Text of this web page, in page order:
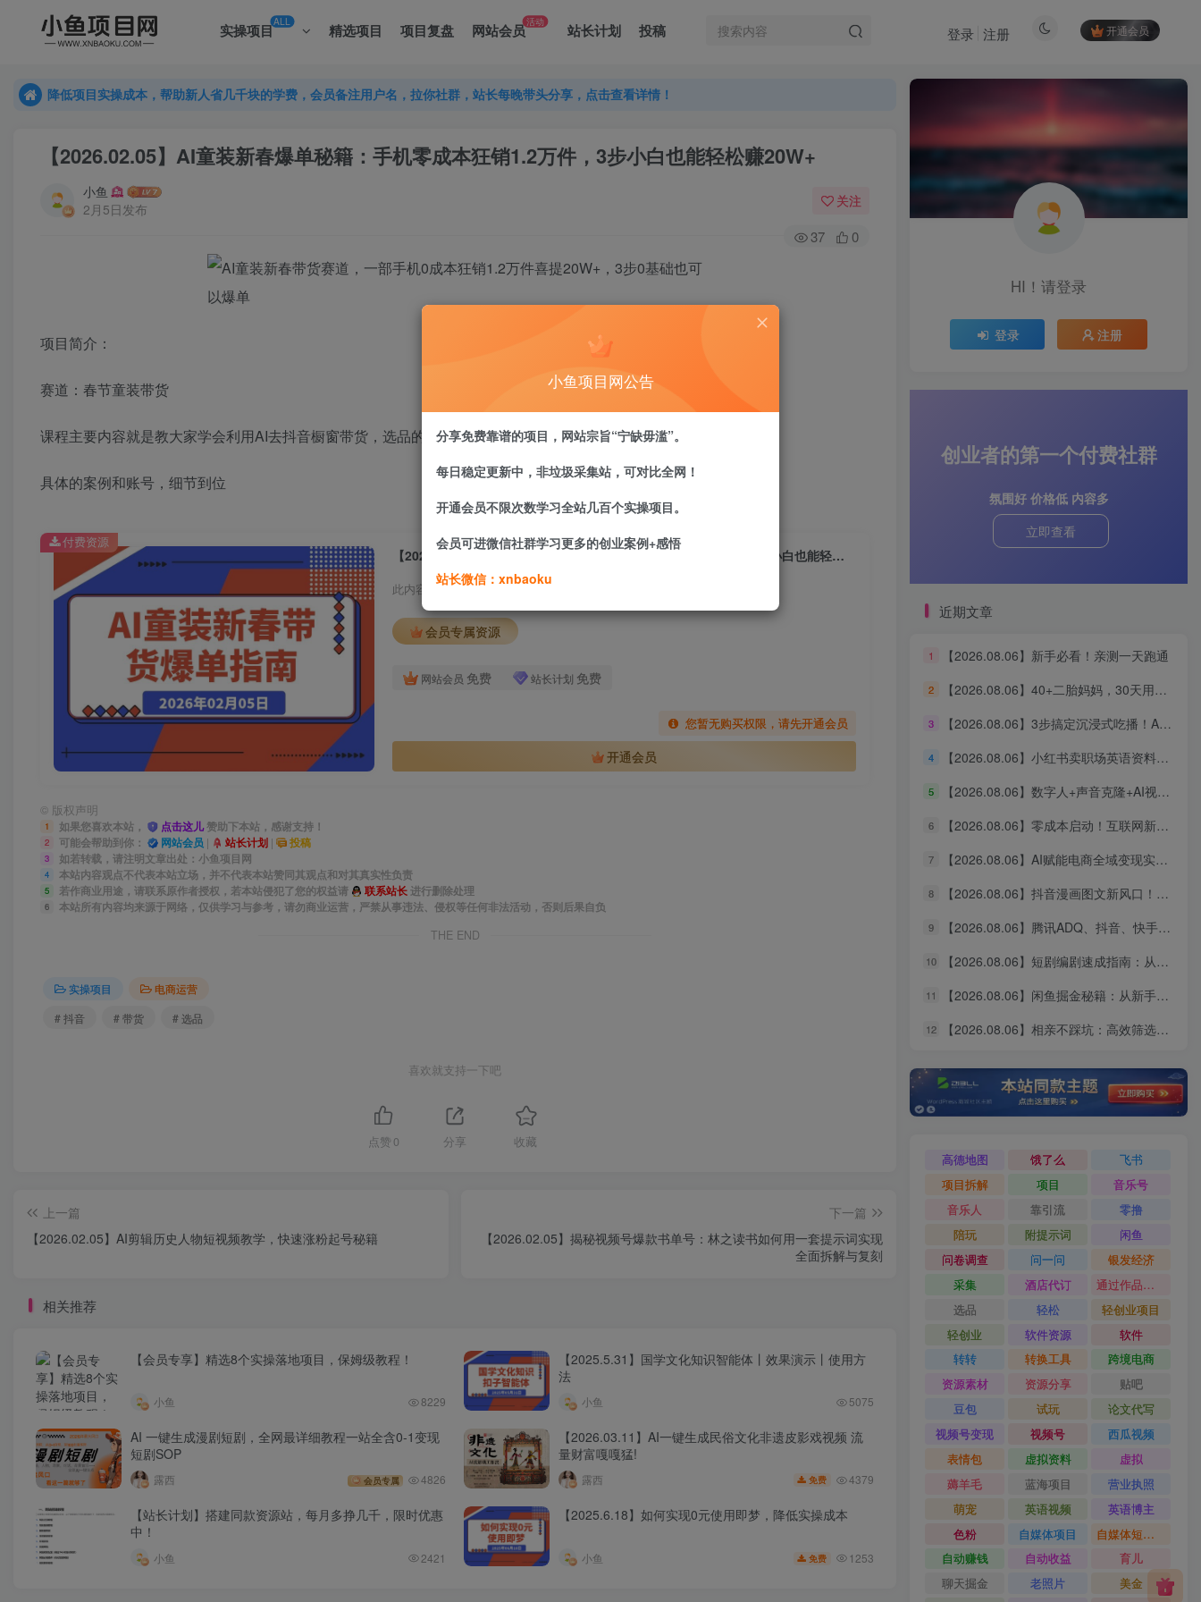
实操项目ALL 精选项目 项目复盘 网站会员活动 站长计划 投稿 开通会员
登录 注册
降低项目实操成本，帮助新人省几千块的学费，会员备注用户名，拉你社群，站长每晚带头分享，点击查看详情！
降低项目实操成本，帮助新人省几千块的学费，会员备注用户名，拉你社群，站长每晚带头分享，点击查看详情！
【2026.02.05】AI童装新春爆单秘籍：手机零成本狂销1.2万件，3步小白也能轻松赚20W+
小鱼
2月5日发布
关注
37 0
项目简介：
赛道：春节童装带货
课程主要内容就是教大家学会利用AI去抖音橱窗带货，选品的步骤，制作的方式，测流等技巧
具体的案例和账号，细节到位
【2026.02.05】AI童装新春爆单秘籍：手机零成本狂销1.2万件，3步小白也能轻松赚20W+
此内容为付费资源，请付费后查看
会员专属资源
网站会员 免费 站长计划 免费
您暂无购买权限，请先开通会员
开通会员
付费资源
© 版权声明
1 如果您喜欢本站， 点击这儿赞助下本站，感谢支持！
2 可能会帮助到你： 网站会员 | 站长计划 | 投稿
3 如若转载，请注明文章出处：小鱼项目网
4 本站内容观点不代表本站立场，并不代表本站赞同其观点和对其真实性负责
5 若作商业用途，请联系原作者授权，若本站侵犯了您的权益请 联系站长进行删除处理
6
本站所有内容均来源于网络，仅供学习与参考，请勿商业运营，严禁从事违法、侵权等任何非法活动，否则后果自负
THE END
实操项目
电商运营
# 抖音
# 带货 # 选品
喜欢就支持一下吧
点赞 0 分享 收藏
上一篇
【2026.02.05】AI剪辑历史人物短视频教学，快速涨粉起号秘籍
下一篇
【2026.02.05】揭秘视频号爆款书单号：林之读书如何用一套提示词实现
全面拆解与复刻
相关推荐
【会员专享】精选8个实操落地项目，保姆级教程！
小鱼 8229
【2025.5.31】国学文化知识智能体丨效果演示丨使用方
法
小鱼 5075
AI 一键生成漫剧短剧，全网最详细教程一站全含0-1变现
短剧SOP
露西 会员专属 4826
【2026.03.11】AI一键生成民俗文化非遗皮影戏视频 流
量财富嘎嘎猛!
露西 免费 4379
【站长计划】搭建同款资源站，每月多挣几千，限时优惠
中！
小鱼 2421
【2025.6.18】如何实现0元使用即梦，降低实操成本
小鱼 免费 1253
HI！请登录
登录 注册
创业者的第一个付费社群
氛围好 价格低 内容多
立即查看
近期文章
1 【2026.08.06】新手必看！亲测一天跑通
2 【2026.08.06】40+二胎妈妈，30天用AI搭建知识体系，从0启动3条“生产线”，涨粉2000+，一人公司实现自动运转（深度复盘）
3 【2026.08.06】3步搞定沉浸式吃播！AI无线画布保姆级教程，手把手教你轻松出片
4 【2026.08.06】小红书卖职场英语资料，单价39.8却狂销2万+，零基础新手也能轻松复制
5 【2026.08.06】数字人+声音克隆+AI视频生成，零基础玩转口播智能体全流程实战
6 【2026.08.06】零成本启动！互联网新个体创业全攻略：商业思维×流量实战×个人品牌，从小白到变现闭环
7 【2026.08.06】AI赋能电商全域变现实战指南｜多平台无人运营、智能工具应用、供应链合规与全链路盈利闭环系统课
8 【2026.08.06】抖音漫画图文新风口！10分钟快速出片，稳定获取创作者收益
9 【2026.08.06】腾讯ADQ、抖音、快手、B站全平台广告实操课：投手手把手教你稳定变现，拆解出单全流程
10 【2026.08.06】短剧编剧速成指南：从AI写剧指令到过稿投稿，全流程实操教学
11 【2026.08.06】闲鱼掘金秘籍：从新手到月入过万的实战全攻略，选品定价一网打尽
12 【2026.08.06】相亲不踩坑：高效筛选靠谱对象的实操指南，避开短择与利己型陷阱
高德地图 饿了么
飞书
项目拆解
项目
音乐号
音乐人
靠引流
零撸
陪玩
附提示词
闲鱼
问卷调查
问一问
银发经济
采集
酒店代订
通过作品流量
选品
轻松
轻创业项目
轻创业
软件资源
软件
转转
转换工具
跨境电商
资源素材
资源分享
贴吧
豆包
试玩
论文代写
视频号变现
视频号
西瓜视频
表情包
虚拟资料
虚拟
薅羊毛
蓝海项目
营业执照
萌宠
英语视频
英语博主
色粉
自媒体项目
自媒体短视频
自动赚钱
自动收益
育儿
聊天掘金
老照片
美金
小鱼项目网公告
分享免费靠谱的项目，网站宗旨“宁缺毋滥”。
每日稳定更新中，非垃圾采集站，可对比全网！
开通会员不限次数学习全站几百个实操项目。
会员可进微信社群学习更多的创业案例+感悟
站长微信：xnbaoku